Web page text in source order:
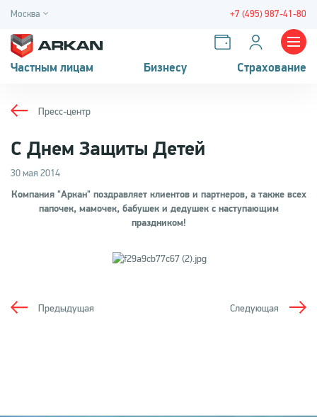
Москва +7 (495) 987-41-80
Частным лицам Бизнесу Страхование
Пресс-центр
С Днем Защиты Детей
30 мая 2014
Компания "Аркан" поздравляет клиентов и партнеров, а также всех
папочек, мамочек, бабушек и дедушек с наступающим
праздником!
Следующая
Предыдущая